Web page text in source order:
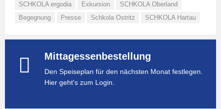
SCHKOLA ergodia
Exkursion
SCHKOLA Oberland
Begegnung
Presse Schkola Ostritz SCHKOLA Hartau
Mittagessenbestellung
Den Speiseplan für den nächsten Monat festlegen.
Hier geht's zum Login.